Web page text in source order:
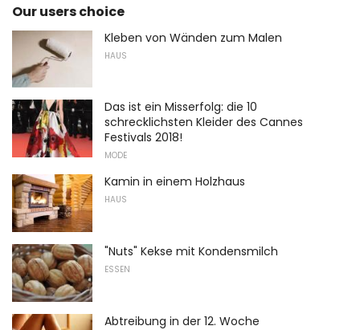
Our users choice
Kleben von Wänden zum Malen
HAUS
Das ist ein Misserfolg: die 10
schrecklichsten Kleider des Cannes
Festivals 2018!
MODE
Kamin in einem Holzhaus
HAUS
"Nuts" Kekse mit Kondensmilch
ESSEN
Abtreibung in der 12. Woche